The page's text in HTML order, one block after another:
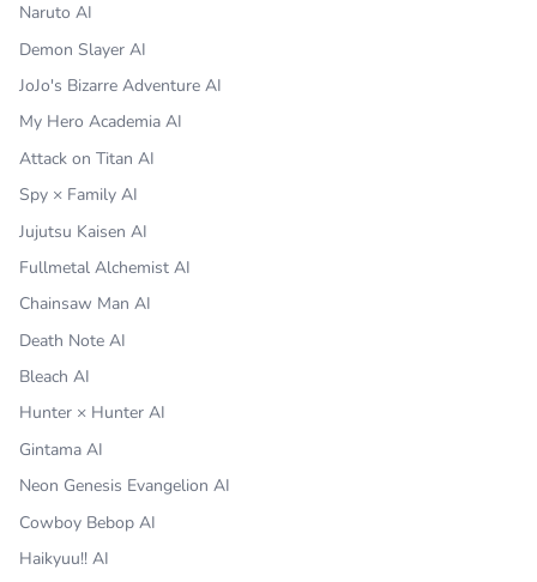
Naruto AI
Demon Slayer AI
JoJo's Bizarre Adventure AI
My Hero Academia AI
Attack on Titan AI
Spy × Family AI
Jujutsu Kaisen AI
Fullmetal Alchemist AI
Chainsaw Man AI
Death Note AI
Bleach AI
Hunter × Hunter AI
Gintama AI
Neon Genesis Evangelion AI
Cowboy Bebop AI
Haikyuu!! AI